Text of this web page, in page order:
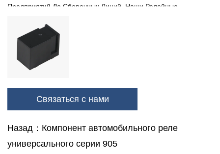
Предприятий До Сборочных Линий, Наши Релейные
Процессов И Обеспечении Бесперебойной Работы.
Автоматизация Зданий. В Коммерческих Зданиях И Объектах
Релейные Компоненты Серии G70 Помогают Управлять
Кондиционирования И Другими Важными Функциями,
Транспорт: Наши Релейные Компоненты, От Автомобильной
До Аэрокосмической Техники, Обеспечивают Надежные
Связаться с нами
Назад：Компонент автомобильного реле
универсального серии 905